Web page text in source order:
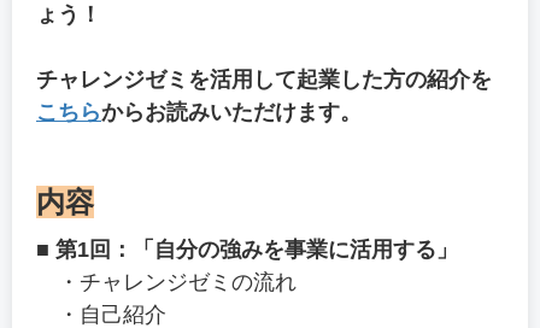
ょう！
チャレンジゼミを活用して起業した方の紹介を
こちらからお読みいただけます。
内容
■ 第1回：「自分の強みを事業に活用する」
・チャレンジゼミの流れ
・自己紹介